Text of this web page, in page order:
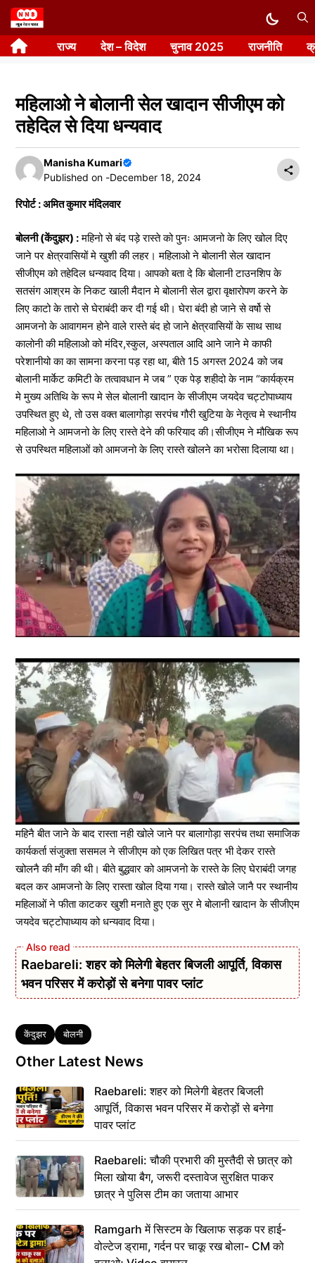
Skip
to
content राज्य देश – विदेश चुनाव 2025 राजनीति
महिलाओ ने बोलानी सेल खादान सीजीएम को
तहेदिल से दिया धन्यवाद
Manisha Kumari
Published on -December 18, 2024
रिपोर्ट : अमित कुमार मंदिलवार
बोलनी (केंदुझर) :महिनो से बंद पड़े रास्ते को पुनः आमजनो के लिए खोल दिए
जाने पर क्षेत्रवासियों मे खुशी की लहर। महिलाओ ने बोलानी सेल खादान
सीजीएम को तहेदिल धन्यवाद दिया। आपको बता दे कि बोलानी टाउनशिप के
सतसंग आश्रम के निकट खाली मैदान मे बोलानी सेल द्वारा वृक्षारोपण करने के
लिए काटो के तारो से घेराबंदी कर दी गई थी। घेरा बंदी हो जाने से वर्षो से
आमजनो के आवागमन होने वाले रास्ते बंद हो जाने क्षेत्रवासियों के साथ साथ
कालोनी की महिलाओ को मंदिर,स्कुल, अस्पताल आदि आने जाने मे काफी
परेशानीयो का का सामना करना पड़ रहा था, बीते 15 अगस्त 2024 को जब
बोलानी मार्केट कमिटी के तत्वावधान मे जब ” एक पेड़ शहीदो के नाम “कार्यक्रम
मे मुख्य अतिथि के रूप मे सेल बोलानी खादान के सीजीएम जयदेव चट्टोपाध्याय
उपस्थित हुए थे, तो उस वक्त बालागोड़ा सरपंच गौरी खुटिया के नेतृत्व मे स्थानीय
महिलाओ ने आमजनो के लिए रास्ते देने की फरियाद की।सीजीएम ने मौखिक रूप
से उपस्थित महिलाओं को आमजनो के लिए रास्ते खोलने का भरोसा दिलाया था।
महिनै बीत जाने के बाद रास्ता नही खोले जाने पर बालागोड़ा सरपंच तथा समाजिक
कार्यकर्ता संजुक्ता ससमल ने सीजीएम को एक लिखित पत्र भी देकर रास्ते
खोलनै की माँग की थी। बीते बुद्धवार को आमजनो के रास्ते के लिए घेराबंदी जगह
बदल कर आमजनो के लिए रास्ता खोल दिया गया। रास्ते खोले जानै पर स्थानीय
महिलाओं ने फीता काटकर खुशी मनाते हुए एक सुर मे बोलानी खादान के सीजीएम
जयदेव चट्टोपाध्याय को धन्यवाद दिया।
Raebareli: शहर को मिलेगी बेहतर बिजली आपूर्ति, विकास
भवन परिसर में करोड़ों से बनेगा पावर प्लांट
Tags
केंदुझर बोलनी
Other Latest News
Raebareli: शहर को मिलेगी बेहतर बिजली
आपूर्ति, विकास भवन परिसर में करोड़ों से बनेगा
पावर प्लांट
Raebareli: चौकी प्रभारी की मुस्तैदी से छात्र को
मिला खोया बैग, जरूरी दस्तावेज सुरक्षित पाकर
छात्र ने पुलिस टीम का जताया आभार
Ramgarh में सिस्टम के खिलाफ सड़क पर हाई-
वोल्टेज ड्रामा, गर्दन पर चाकू रख बोला- CM को